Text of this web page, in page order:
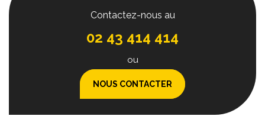
Contactez-nous au
02 43 414 414
ou
NOUS CONTACTER